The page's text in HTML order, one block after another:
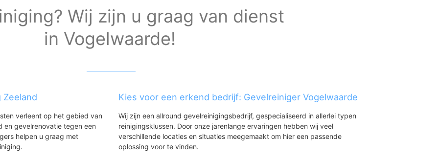
Wij zijn u graag van dienst
in Vogelwaarde!
Zeeland
verleent op het gebied van
en gevelrenovatie tegen een
helpen u graag met
Kies voor een erkend bedrijf: Gevelreiniger Vogelwaarde
Wij zijn een allround gevelreinigingsbedrijf, gespecialiseerd in allerlei typen
reinigingsklussen. Door onze jarenlange ervaringen hebben wij veel
verschillende locaties en situaties meegemaakt om hier een passende
oplossing voor te vinden.